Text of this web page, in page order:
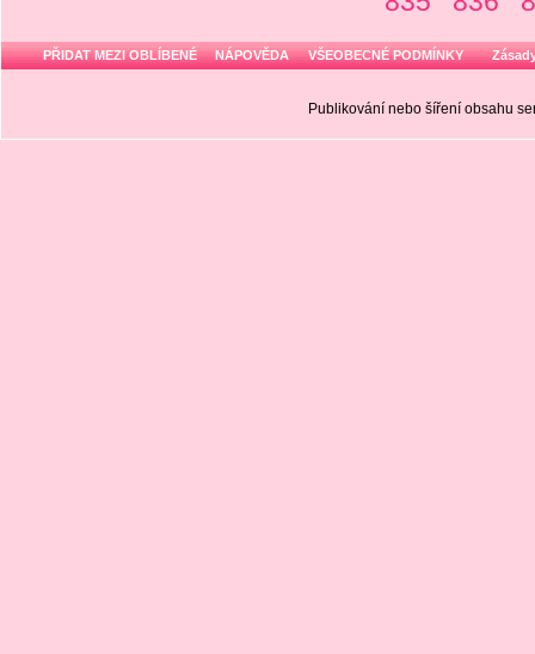
PŘIDAT MEZI OBLÍBENÉ NÁPOVĚDA VŠEOBECNÉ PODMÍNKY
Publikování nebo šíření obsahu